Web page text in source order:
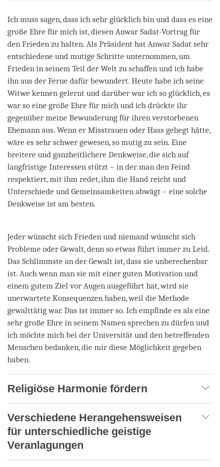
Ich muss sagen, dass ich sehr glücklich bin und dass es eine
große Ehre für mich ist, diesen Anwar Sadat-Vortrag für
den Frieden zu halten. Als Präsident hat Anwar Sadat sehr
entschiedene und mutige Schritte unternommen, um
Frieden in seinem Teil der Welt zu schaffen und ich habe
ihn aus der Ferne dafür bewundert. Heute habe ich seine
Witwe kennen gelernt und darüber war ich so glücklich, es
war so eine große Ehre für mich und ich drückte ihr
gegenüber meine Bewunderung für ihren verstorbenen
Ehemann aus. Wenn er Misstrauen oder Hass gehegt hätte,
wäre es sehr schwer gewesen, so mutig zu sein. Eine
breitere und ganzheitlichere Denkweise, die sich auf
langfristige Interessen stützt – in der man den Feind
respektiert, mit ihm redet, ihm die Hand reicht und
Unterschiede und Gemeinsamkeiten abwägt – eine solche
Denkweise ist am besten.
Jeder wünscht sich Frieden und niemand wünscht sich
Probleme oder Gewalt, denn so etwas führt immer zu Leid.
Das Schlimmste an der Gewalt ist, dass sie unberechenbar
ist. Auch wenn man sie mit einer guten Motivation und
einem gutem Ziel vor Augen ausgeführt hat, wird sie
unerwartete Konsequenzen haben, weil die Methode
gewalttätig war. Das ist immer so. Ich empfinde es als eine
sehr große Ehre in seinem Namen sprechen zu dürfen und
ich möchte mich bei der Universität und den betreffenden
Menschen bedanken, die mir diese Möglichkeit gegeben
haben.
Religiöse Harmonie fördern
Verschiedene Herangehensweisen
für unterschiedliche geistige
Veranlagungen